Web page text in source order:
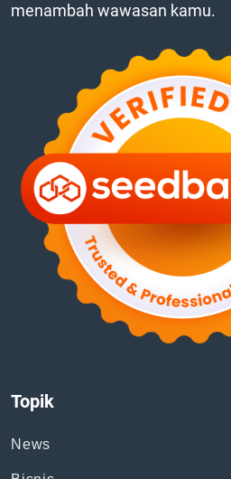
menambah wawasan kamu.
Topik
News